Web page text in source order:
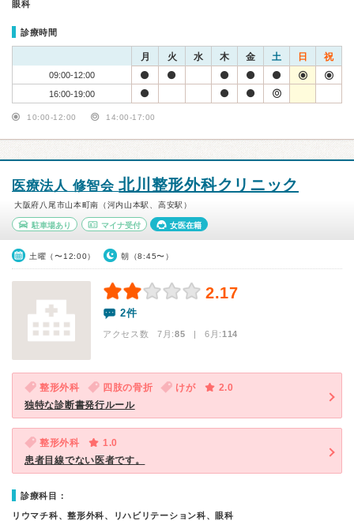
眼科
診療時間
月 火 水 木 金 土 日 祝
09:00-12:00
16:00-19:00
10:00-12:00 14:00-17:00
医療法人 修智会北川整形外科クリニック
大阪府八尾市山本町南（河内山本駅、高安駅）
駐車場あり マイナ受付 女医在籍
土曜（〜12:00） 朝（8:45〜）
2.17
2件
アクセス数 7月:85 | 6月:114
整形外科 四肢の骨折 けが
2.0
独特な診断書発行ルール
整形外科
1.0
患者目線でない医者です。
診療科目：
リウマチ科、整形外科、リハビリテーション科、眼科